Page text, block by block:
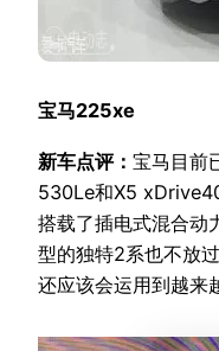
宝马225xe
新车点评： 宝马目前
530Le和X5
搭载了插电式混合动
型的独特2系也不放
还应该会运用到越来